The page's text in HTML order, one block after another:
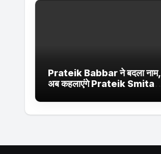
Prateik Babbar ने बदला नाम,
अब कहलाएंगे Prateik Smita